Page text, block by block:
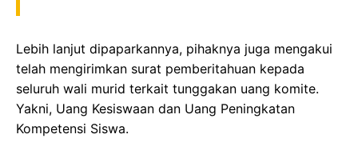
Lebih lanjut dipaparkannya, pihaknya juga mengakui
telah mengirimkan surat pemberitahuan kepada
seluruh wali murid terkait tunggakan uang komite.
Yakni, Uang Kesiswaan dan Uang Peningkatan
Kompetensi Siswa.